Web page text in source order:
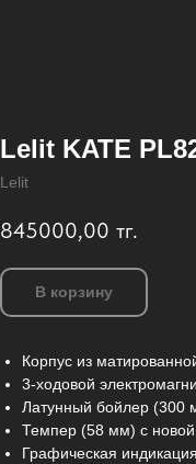
Lelit KATE
Lelit
845000,00 тг.
В корзину
Корпус из
3-ходовой
Латунный бойлер (300
Темпер (58 мм) с новой
Графическая